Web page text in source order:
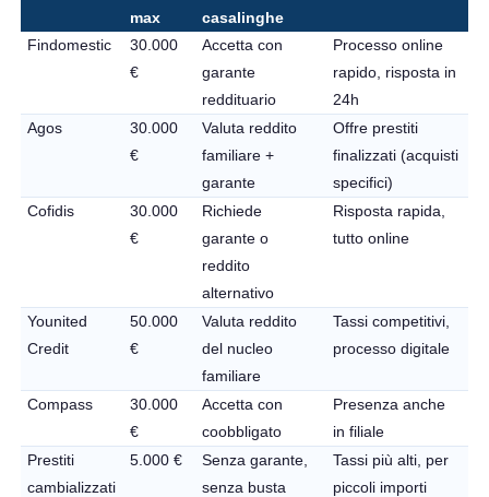
max
casalinghe
Findomestic
30.000
€
Accetta con
garante
reddituario
Processo online
rapido, risposta in
24h
Agos
30.000
€
Valuta reddito
familiare +
garante
Offre prestiti
finalizzati (acquisti
specifici)
Cofidis
30.000
€
Richiede
garante o
reddito
alternativo
Risposta rapida,
tutto online
Younited
Credit
50.000
€
Valuta reddito
del nucleo
familiare
Tassi competitivi,
processo digitale
Compass
30.000
€
Accetta con
coobbligato
Presenza anche
in filiale
Prestiti
cambializzati
5.000 €
Senza garante,
senza busta
Tassi più alti, per
piccoli importi